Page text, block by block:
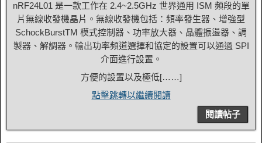
nRF24L01 是一款工作在 2.4~2.5GHz 世界通用 ISM 頻段的單
片無線收發機晶片。無線收發機包括：頻率發生器、增強型
SchockBurstTM 模式控制器、功率放大器、晶體振盪器、調
製器、解調器。輸出功率頻道選擇和協定的設置可以通過 SPI
介面進行設置。
方便的設置以及極低[……]
點擊跳轉以繼續閱讀
閱讀帖子